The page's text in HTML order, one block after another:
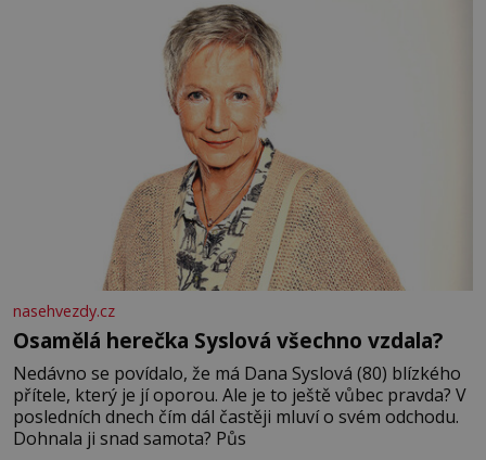
nasehvezdy.cz
Osamělá herečka Syslová všechno vzdala?
Nedávno se povídalo, že má Dana Syslová (80) blízkého
přítele, který je jí oporou. Ale je to ještě vůbec pravda? V
posledních dnech čím dál častěji mluví o svém odchodu.
Dohnala ji snad samota? Půs